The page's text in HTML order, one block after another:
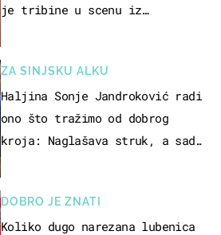
je tribine u scenu iz
ZA SINJSKU ALKU
Haljina Sonje Jandroković radi
ono što tražimo od dobrog
kroja: Naglašava struk, a sada
DOBRO JE ZNATI
Koliko dugo narezana lubenica